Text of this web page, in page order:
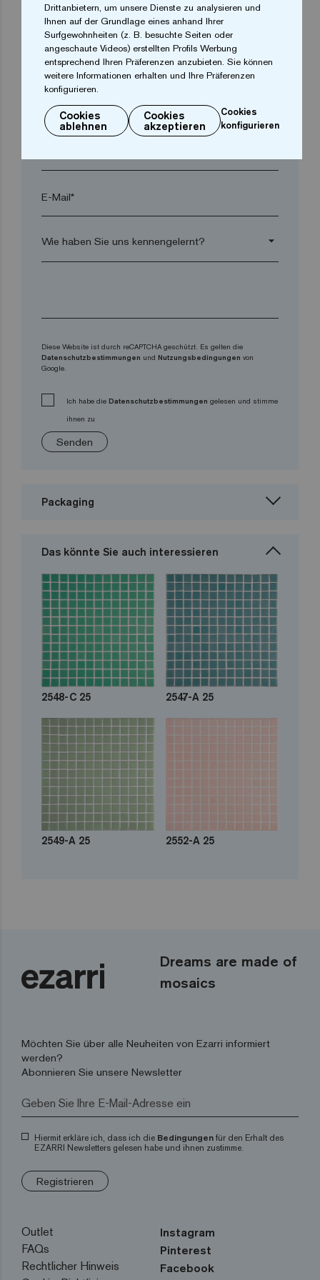
Ort*
Postleitzahl*
E-Mail*
arrow_drop_down
Diese Website ist durch reCAPTCHA geschützt. Es gelten die
Datenschutzbestimmungen und Nutzungsbedingungen von
Google.
Ich habe die Datenschutzbestimmungen gelesen und stimme
ihnen zu
Senden
Packaging
Das könnte Sie auch interessieren
2548-C 25 2547-A 25
2549-A 25 2552-A 25
Dreams are made of
mosaics
Möchten Sie über alle Neuheiten von Ezarri informiert
werden?
Abonnieren Sie unsere Newsletter
Hiermit erkläre ich, dass ich die Bedingungen für den Erhalt des
EZARRI Newsletters gelesen habe und ihnen zustimme.
Registrieren
Outlet
FAQs
Rechtlicher Hinweis
Instagram
Pinterest
Facebook
Drittanbietern, um unsere Dienste zu analysieren und
Ihnen auf der Grundlage eines anhand Ihrer
Surfgewohnheiten (z. B. besuchte Seiten oder
angeschaute Videos) erstellten Profils Werbung
entsprechend Ihren Präferenzen anzubieten. Sie können
weitere Informationen erhalten und Ihre Präferenzen
konfigurieren.
Cookies
ablehnen
Cookies
akzeptieren
Cookies
konfigurieren